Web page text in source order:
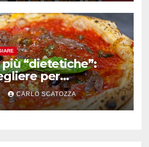
“dietetiche”:
per
le calorie senza
al gusto
CARLO SCATOZZA